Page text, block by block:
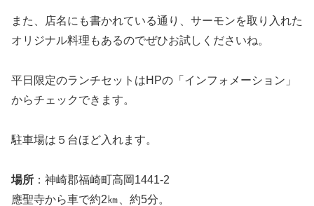
また、店名にも書かれている通り、サーモンを取り入れた
オリジナル料理もあるのでぜひお試しくださいね。
平日限定のランチセットはHPの「インフォメーション」
からチェックできます。
駐車場は５台ほど入れます。
場所 ：神崎郡福崎町高岡1441-2
應聖寺から車で約2㎞、約5分。